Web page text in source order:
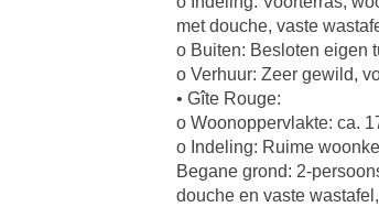
met douche, vaste
o Buiten: Besloten eigen
o Verhuur: Zeer gewild,
• Gîte Rouge:
o Woonoppervlakte: ca.
o Indeling: Ruime
Begane grond: 2-
douche en vaste